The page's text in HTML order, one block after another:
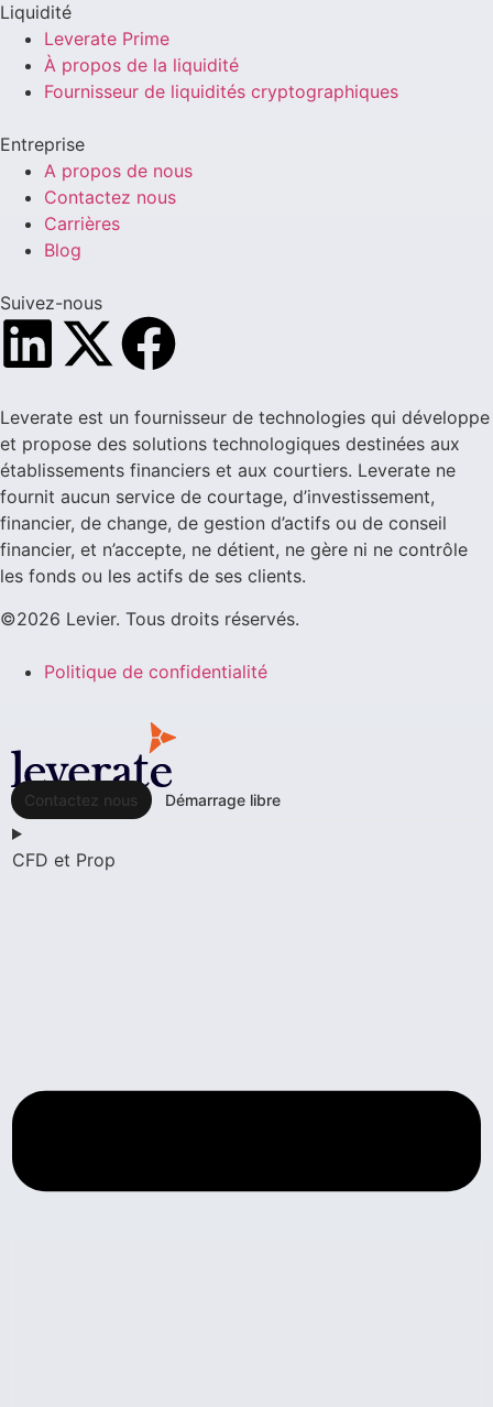
Liquidité
Leverate Prime
À propos de la liquidité
Fournisseur de liquidités cryptographiques
Entreprise
A propos de nous
Contactez nous
Carrières
Blog
Suivez-nous
Leverate est un fournisseur de technologies qui développe
et propose des solutions technologiques destinées aux
établissements financiers et aux courtiers. Leverate ne
fournit aucun service de courtage, d’investissement,
financier, de change, de gestion d’actifs ou de conseil
financier, et n’accepte, ne détient, ne gère ni ne contrôle
les fonds ou les actifs de ses clients.
©2026 Levier. Tous droits réservés.
Politique de confidentialité
Contactez nous Démarrage libre
CFD et Prop